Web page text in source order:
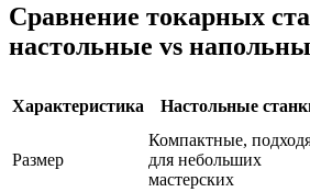
Сравнение токарных
настольные vs
Характеристика Настольные
Размер
Компактные,
для небольших
мастерских